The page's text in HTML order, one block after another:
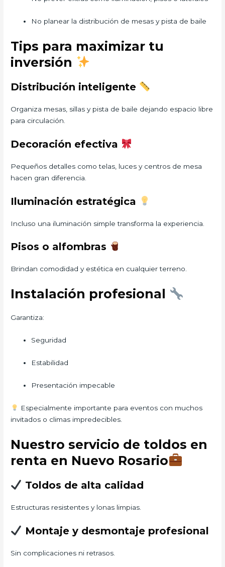
No planear la distribución de mesas y pista de baile
Tips para maximizar tu
inversión
Distribución inteligente
Organiza mesas, sillas y pista de baile dejando espacio libre
para circulación.
Decoración efectiva
Pequeños detalles como telas, luces y centros de mesa
hacen gran diferencia.
Iluminación estratégica
Incluso una iluminación simple transforma la experiencia.
Pisos o alfombras
Brindan comodidad y estética en cualquier terreno.
Instalación profesional
Garantiza:
Seguridad
Estabilidad
Presentación impecable
Especialmente importante para eventos con muchos
invitados o climas impredecibles.
Nuestro servicio de toldos en
renta en Nuevo Rosario
Toldos de alta calidad
Estructuras resistentes y lonas limpias.
Montaje y desmontaje profesional
Sin complicaciones ni retrasos.